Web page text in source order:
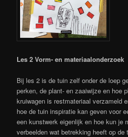
Les 2 Vorm- en materiaalonderzoek
Bij les 2 is de tuin zelf onder de loep
perken, de plant- en zaaiwijze en hoe
kruiwagen is restmateriaal verzameld
hoe de tuin inspiratie kan geven voor
een kunstwerk eigenlijk en hoe kun je
verbeelden wat betrekking heeft op de